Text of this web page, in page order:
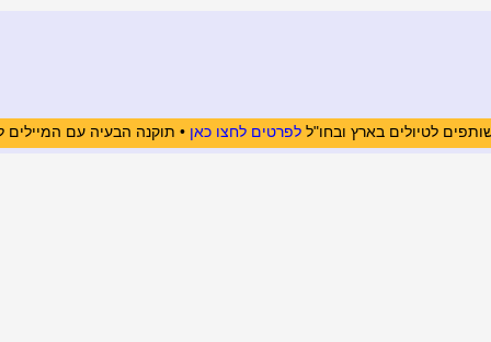
לטיולים בארץ ובחו"ללפרטים לחצו כאן • תוקנה הבעיה עם